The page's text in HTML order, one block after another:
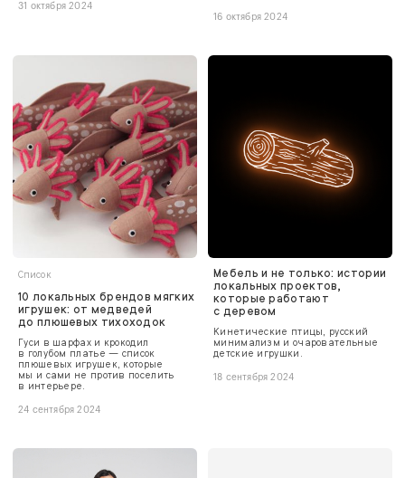
31 октября 2024
16 октября 2024
Список
10 локальных брендов мягких
игрушек: от медведей
до плюшевых тихоходок
Гуси в шарфах и крокодил
в голубом платье — список
плюшевых игрушек, которые
мы и сами не против поселить
в интерьере.
24 сентября 2024
Мебель и не только: истории
локальных проектов,
которые работают
с деревом
Кинетические птицы, русский
минимализм и очаровательные
детские игрушки.
18 сентября 2024